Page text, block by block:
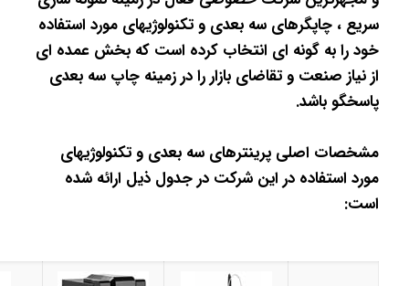
سریع ، چاپگرهای سه بعدی و تکنولوژی­های مورد استفاده
خود را به گونه ای انتخاب کرده است که بخش عمده­ ای
از نیاز صنعت و تقاضای بازار را در زمینه چاپ سه بعدی
پاسخگو باشد.
مشخصات اصلی پرینترهای سه بعدی و تکنولوژی­های
مورد استفاده در این شرکت در جدول ذیل ارائه شده
است: